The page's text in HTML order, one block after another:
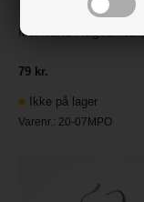
Markland
79 kr.
Ikke på lager
Varenr.: 20-07MPO